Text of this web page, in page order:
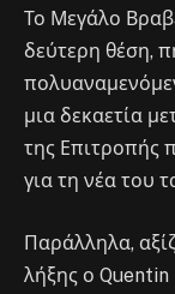
Το Μεγάλο
δεύτερη θέση,
μια δεκαετία
της Επιτροπής
για τη νέα του
Παράλληλα,
λήξης ο Quentin